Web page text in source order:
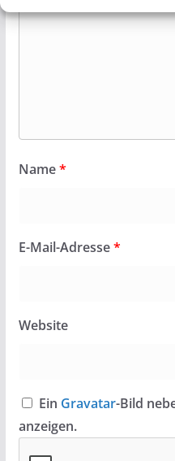
Name*
E-Mail-Adresse*
Website
Ein Gravatar-Bild
anzeigen.